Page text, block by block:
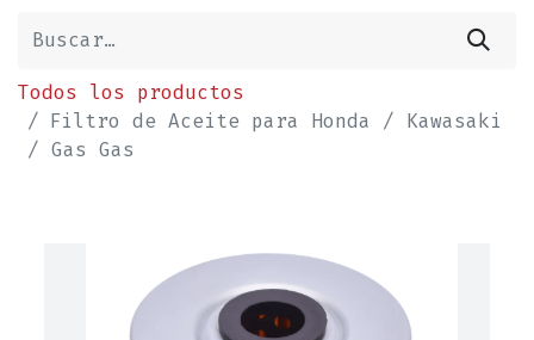
Todos los productos
Filtro de Aceite para Honda / Kawasaki
/ Gas Gas